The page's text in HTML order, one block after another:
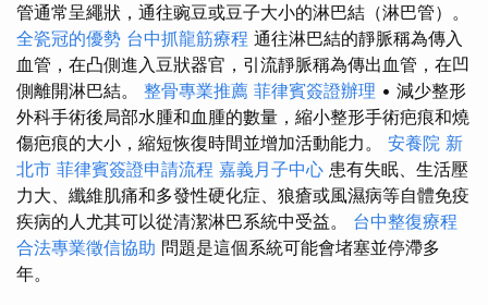
管通常呈繩狀，通往豌豆或豆子大小的淋巴結（淋巴管）。
全瓷冠的優勢 台中抓龍筋療程 通往淋巴結的靜脈稱為傳入
血管，在凸側進入豆狀器官，引流靜脈稱為傳出血管，在凹
側離開淋巴結。 整骨專業推薦 菲律賓簽證辦理 • 減少整形
外科手術後局部水腫和血腫的數量，縮小整形手術疤痕和燒
傷疤痕的大小，縮短恢復時間並增加活動能力。 安養院 新
北市 菲律賓簽證申請流程 嘉義月子中心 患有失眠、生活壓
力大、纖維肌痛和多發性硬化症、狼瘡或風濕病等自體免疫
疾病的人尤其可以從清潔淋巴系統中受益。 台中整復療程
合法專業徵信協助 問題是這個系統可能會堵塞並停滯多
年。